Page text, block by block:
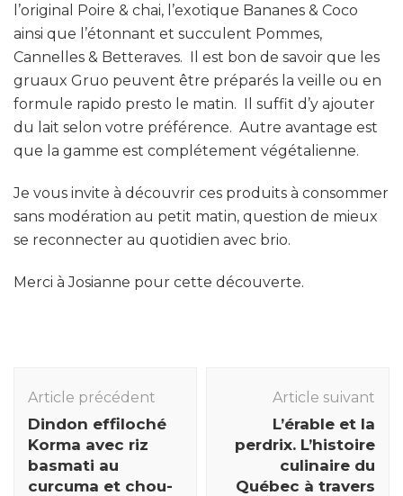
l’original Poire & chai, l’exotique Bananes & Coco
ainsi que l’étonnant et succulent Pommes,
Cannelles & Betteraves. Il est bon de savoir que les
gruaux Gruo peuvent être préparés la veille ou en
formule rapido presto le matin. Il suffit d’y ajouter
du lait selon votre préférence. Autre avantage est
que la gamme est complétement végétalienne.
Je vous invite à découvrir ces produits à consommer
sans modération au petit matin, question de mieux
se reconnecter au quotidien avec brio.
Merci à Josianne pour cette découverte.
des
articles
Article précédent
Dindon effiloché
Korma avec riz
basmati au
curcuma et chou-
Article suivant
L’érable et la
perdrix. L’histoire
culinaire du
Québec à travers